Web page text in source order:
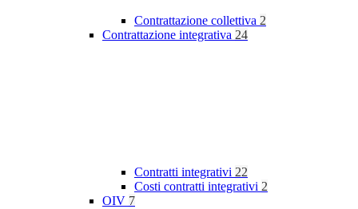
Contrattazione collettiva 2
Contrattazione integrativa 24
Contratti integrativi 22
Costi contratti integrativi 2
OIV 7